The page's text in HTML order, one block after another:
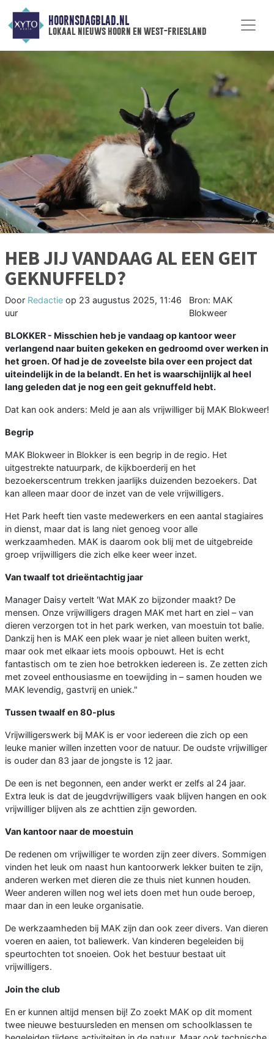
HOORNSDAGBLAD.NL
lokaal nieuws hoorn en west-friesland
HEB JIJ VANDAAG AL EEN GEIT
GEKNUFFELD?
Door Redactie op 23 augustus 2025, 11:46
uur
Bron: MAK
Blokweer
BLOKKER - Misschien heb je vandaag op kantoor weer
verlangend naar buiten gekeken en gedroomd over werken in
het groen. Of had je de zoveelste bila over een project dat
uiteindelijk in de la belandt. En het is waarschijnlijk al heel
lang geleden dat je nog een geit geknuffeld hebt.
Dat kan ook anders: Meld je aan als vrijwilliger bij MAK Blokweer!
Begrip
MAK Blokweer in Blokker is een begrip in de regio. Het
uitgestrekte natuurpark, de kijkboerderij en het
bezoekerscentrum trekken jaarlijks duizenden bezoekers. Dat
kan alleen maar door de inzet van de vele vrijwilligers.
Het Park heeft tien vaste medewerkers en een aantal stagiaires
in dienst, maar dat is lang niet genoeg voor alle
werkzaamheden. MAK is daarom ook blij met de uitgebreide
groep vrijwilligers die zich elke keer weer inzet.
Van twaalf tot drieëntachtig jaar
Manager Daisy vertelt 'Wat MAK zo bijzonder maakt? De
mensen. Onze vrijwilligers dragen MAK met hart en ziel – van
dieren verzorgen tot in het park werken, van moestuin tot balie.
Dankzij hen is MAK een plek waar je niet alleen buiten werkt,
maar ook met elkaar iets moois opbouwt. Het is echt
fantastisch om te zien hoe betrokken iedereen is. Ze zetten zich
met zoveel enthousiasme en toewijding in – samen houden we
MAK levendig, gastvrij en uniek."
Tussen twaalf en 80-plus
Vrijwilligerswerk bij MAK is er voor iedereen die zich op een
leuke manier willen inzetten voor de natuur. De oudste vrijwilliger
is ouder dan 83 jaar de jongste is 12 jaar.
De een is net begonnen, een ander werkt er zelfs al 24 jaar.
Extra leuk is dat de jeugdvrijwilligers vaak blijven hangen en ook
vrijwilliger blijven als ze achttien zijn geworden.
Van kantoor naar de moestuin
De redenen om vrijwilliger te worden zijn zeer divers. Sommigen
vinden het leuk om naast hun kantoorwerk lekker buiten te zijn,
anderen werken met dieren die ze thuis niet kunnen houden.
Weer anderen willen nog wel iets doen met hun oude beroep,
maar dan in een leuke organisatie.
De werkzaamheden bij MAK zijn dan ook zeer divers. Van dieren
voeren en aaien, tot baliewerk. Van kinderen begeleiden bij
speurtochten tot snoeien. Ook het bestuur bestaat uit
vrijwilligers.
Join the club
En er kunnen altijd mensen bij! Zo zoekt MAK op dit moment
twee nieuwe bestuursleden en mensen om schoolklassen te